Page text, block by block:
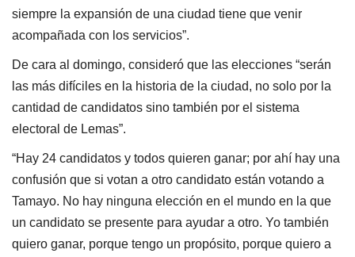
siempre la expansión de una ciudad tiene que venir
acompañada con los servicios”.
De cara al domingo, consideró que las elecciones “serán
las más difíciles en la historia de la ciudad, no solo por la
cantidad de candidatos sino también por el sistema
electoral de Lemas”.
“Hay 24 candidatos y todos quieren ganar; por ahí hay una
confusión que si votan a otro candidato están votando a
Tamayo. No hay ninguna elección en el mundo en la que
un candidato se presente para ayudar a otro. Yo también
quiero ganar, porque tengo un propósito, porque quiero a